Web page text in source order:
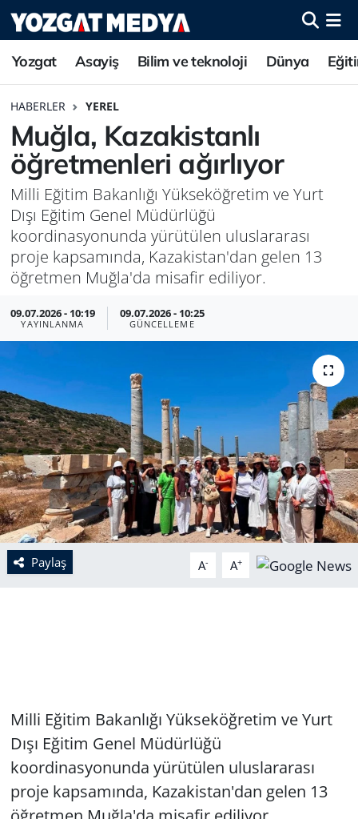
Yozgat Asayiş Bilim ve teknoloji Dünya
HABERLER YEREL
Muğla, Kazakistanlı
öğretmenleri ağırlıyor
Milli Eğitim Bakanlığı Yükseköğretim ve Yurt
Dışı Eğitim Genel Müdürlüğü
koordinasyonunda yürütülen uluslararası
proje kapsamında, Kazakistan'dan gelen 13
öğretmen Muğla'da misafir ediliyor.
09.07.2026 - 10:19
YAYINLANMA
09.07.2026 - 10:25
GÜNCELLEME
Paylaş A- A+
Milli Eğitim Bakanlığı Yükseköğretim ve Yurt
Dışı Eğitim Genel Müdürlüğü
koordinasyonunda yürütülen uluslararası
proje kapsamında, Kazakistan'dan gelen 13